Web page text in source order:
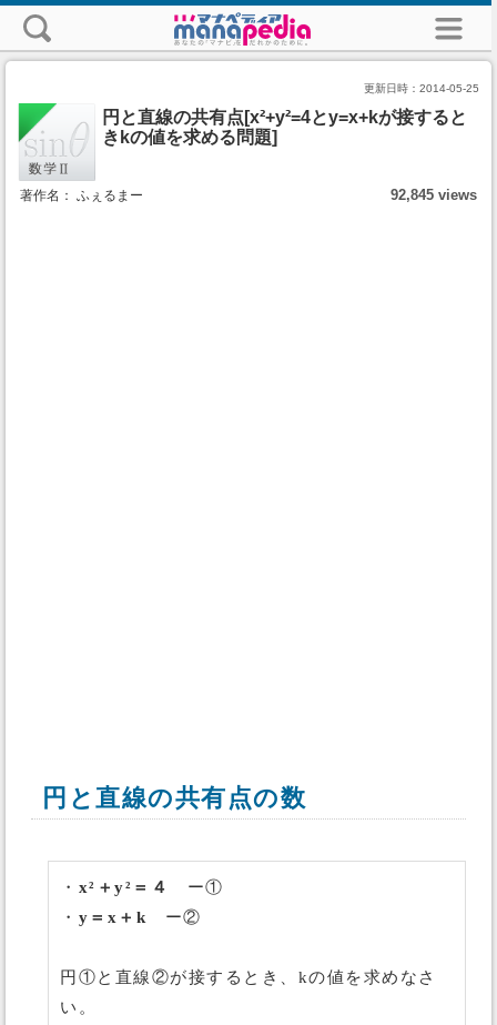
更新日時： 2014-05-25
円と直線の共有点[x²+y²=4とy=x+kが接すると
きkの値を求める問題]
著作名： ふぇるまー 92,845 views
円と直線の共有点の数
・ x²＋y²＝４
ー①
・ y＝x＋k ー②
円①と直線②が接するとき、kの値を求めなさ
い。